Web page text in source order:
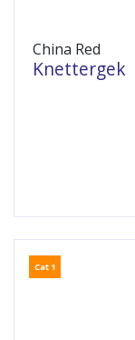
China Red
Knettergek
Cat 1